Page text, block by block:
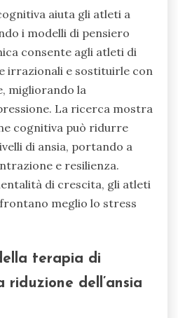
aiuta gli atleti a
i modelli di pensiero
consente agli atleti di
irrazionali e sostituirle con
migliorando la
La ricerca mostra
cognitiva può ridurre
di ansia, portando a
e resilienza.
di crescita, gli atleti
meglio lo stress
terapia di
riduzione dell’ansia